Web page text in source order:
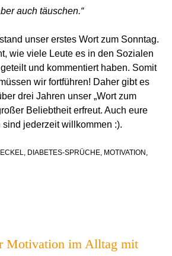
auch täuschen.“
unser erstes Wort zum Sonntag.
wie viele Leute es in den Sozialen
und kommentiert haben. Somit
wir fortführen! Daher gibt es
drei Jahren unser „Wort zum
Beliebtheit erfreut. Auch eure
sind jederzeit willkommen :).
, DIABETES-SPRÜCHE, MOTIVATION ,
Motivation im Alltag mit